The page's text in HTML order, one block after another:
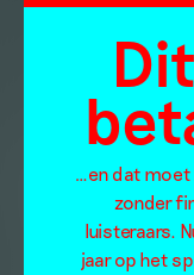
…en dat moet
zonder
luisteraars.
jaar op het